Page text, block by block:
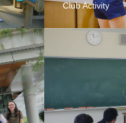
Club Activity